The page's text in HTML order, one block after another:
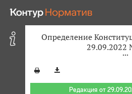
Определение
29.09.2022
Редакция от